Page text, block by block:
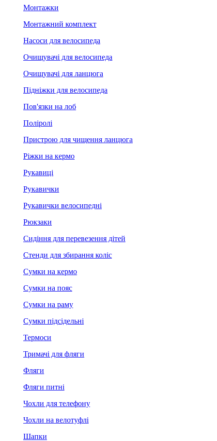
Монтажки
Монтажний комплект
Насоси для велосипеда
Очищувачі для велосипеда
Очищувачі для ланцюга
Підніжки для велосипеда
Пов'язки на лоб
Поліролі
Пристрою для чищення ланцюга
Ріжки на кермо
Рукавиці
Рукавички
Рукавички велосипедні
Рюкзаки
Сидіння для перевезення дітей
Стенди для збирання коліс
Сумки на кермо
Сумки на пояс
Сумки на раму
Сумки підсідельні
Термоси
Тримачі для фляги
Фляги
Фляги питні
Чохли для телефону
Чохли на велотуфлі
Шапки